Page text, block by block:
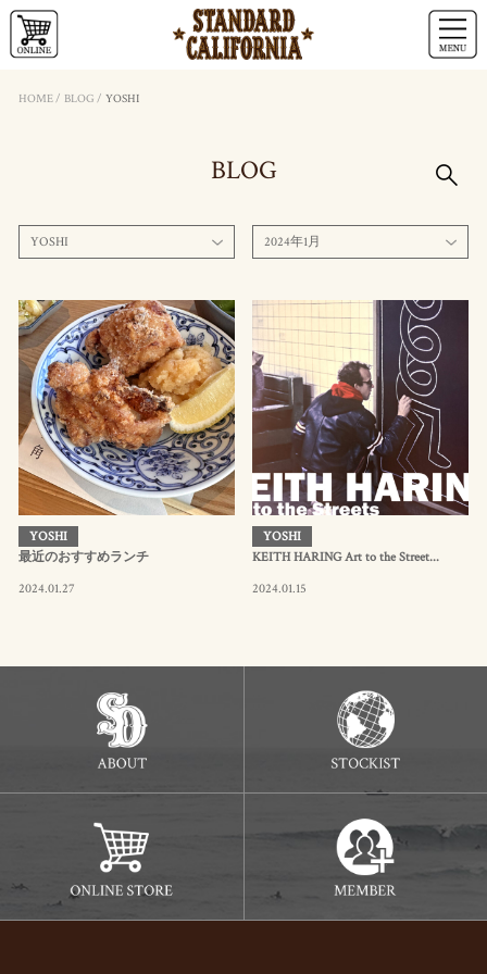
HOME/ BLOG / YOSHI
BLOG
YOSHI 2024年1月
YOSHI
最近のおすすめランチ
2024.01.27
YOSHI
KEITH HARING Art to the Street...
2024.01.15